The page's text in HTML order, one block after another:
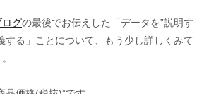
ログの最後でお伝えした「データを”説明す
する」ことについて、もう少し詳しくみて